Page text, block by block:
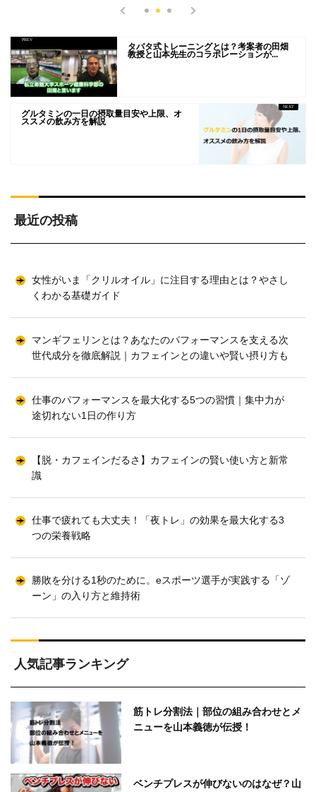
タバタ式トレーニングとは？考案者の田畑
教授と山本先生のコラボレーションが...
グルタミンの一日の摂取量目安や上限、オ
ススメの飲み方を解説
最近の投稿
女性がいま「クリルオイル」に注目する理由とは？やさし
くわかる基礎ガイド
マンギフェリンとは？あなたのパフォーマンスを支える次
世代成分を徹底解説｜カフェインとの違いや賢い摂り方も
仕事のパフォーマンスを最大化する5つの習慣｜集中力が
途切れない1日の作り方
【脱・カフェインだるさ】カフェインの賢い使い方と新常
識
仕事で疲れても大丈夫！「夜トレ」の効果を最大化する3
つの栄養戦略
勝敗を分ける1秒のために。eスポーツ選手が実践する「ゾ
ーン」の入り方と維持術
人気記事ランキング
筋トレ分割法｜部位の組み合わせとメ
ニューを山本義徳が伝授！
ベンチプレスが伸びないのはなぜ？山